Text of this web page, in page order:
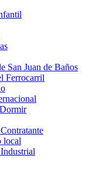
San Juan de Baños
Ferrocarril
local